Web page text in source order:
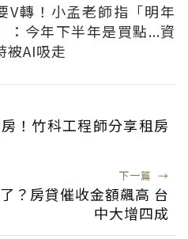
V轉！小孟老師指「明年
：今年下半年是買點...資
被AI吸走
！竹科工程師分享租房
下一篇 →
？房貸催收金額飆高 台
中大增四成